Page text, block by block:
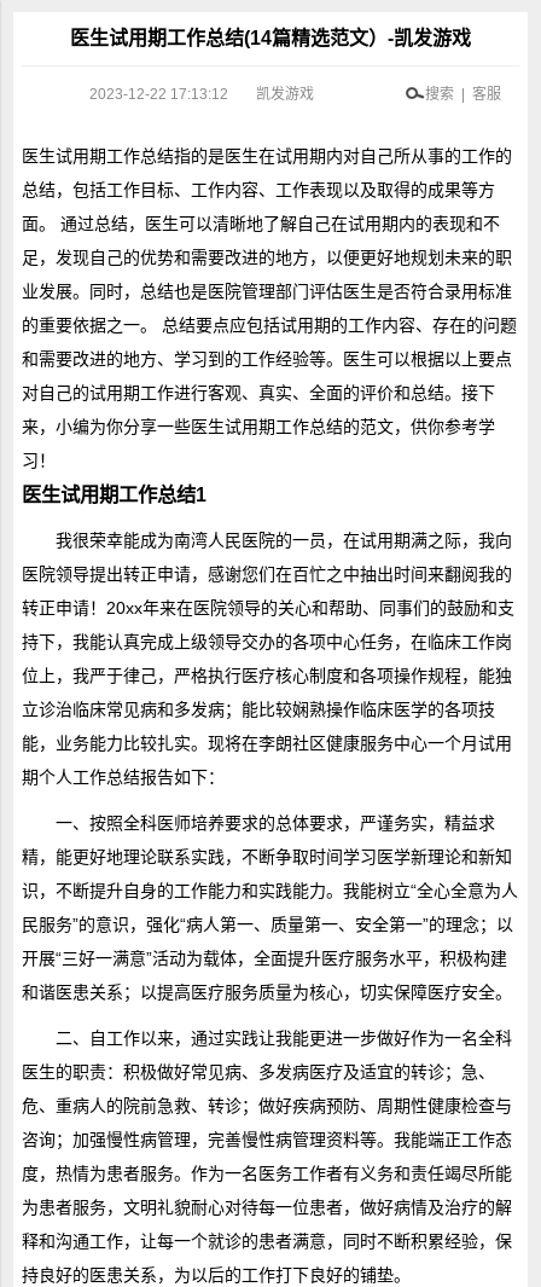
医生试用期工作总结(14篇精选范文）-凯发游戏
2023-12-22 17:13:12 凯发游戏 搜索 | 客服
医生试用期工作总结指的是医生在试用期内对自己所从事的工作的
总结，包括工作目标、工作内容、工作表现以及取得的成果等方
面。 通过总结，医生可以清晰地了解自己在试用期内的表现和不
足，发现自己的优势和需要改进的地方，以便更好地规划未来的职
业发展。同时，总结也是医院管理部门评估医生是否符合录用标准
的重要依据之一。 总结要点应包括试用期的工作内容、存在的问题
和需要改进的地方、学习到的工作经验等。医生可以根据以上要点
对自己的试用期工作进行客观、真实、全面的评价和总结。接下
来，小编为你分享一些医生试用期工作总结的范文，供你参考学
习！
医生试用期工作总结1
我很荣幸能成为南湾人民医院的一员，在试用期满之际，我向
医院领导提出转正申请，感谢您们在百忙之中抽出时间来翻阅我的
转正申请！20xx年来在医院领导的关心和帮助、同事们的鼓励和支
持下，我能认真完成上级领导交办的各项中心任务，在临床工作岗
位上，我严于律己，严格执行医疗核心制度和各项操作规程，能独
立诊治临床常见病和多发病；能比较娴熟操作临床医学的各项技
能，业务能力比较扎实。现将在李朗社区健康服务中心一个月试用
期个人工作总结报告如下：
一、按照全科医师培养要求的总体要求，严谨务实，精益求
精，能更好地理论联系实践，不断争取时间学习医学新理论和新知
识，不断提升自身的工作能力和实践能力。我能树立“全心全意为人
民服务”的意识，强化“病人第一、质量第一、安全第一”的理念；以
开展“三好一满意”活动为载体，全面提升医疗服务水平，积极构建
和谐医患关系；以提高医疗服务质量为核心，切实保障医疗安全。
二、自工作以来，通过实践让我能更进一步做好作为一名全科
医生的职责：积极做好常见病、多发病医疗及适宜的转诊；急、
危、重病人的院前急救、转诊；做好疾病预防、周期性健康检查与
咨询；加强慢性病管理，完善慢性病管理资料等。我能端正工作态
度，热情为患者服务。作为一名医务工作者有义务和责任竭尽所能
为患者服务，文明礼貌耐心对待每一位患者，做好病情及治疗的解
释和沟通工作，让每一个就诊的患者满意，同时不断积累经验，保
持良好的医患关系，为以后的工作打下良好的铺垫。